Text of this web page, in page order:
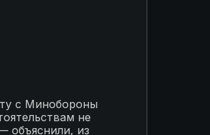
с Минобороны
не
объяснили, из